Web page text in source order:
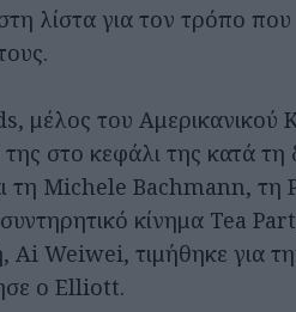
λίστα για τον τρόπο που
μέλος του Αμερικανικού
στο κεφάλι της κατά τη
τη Michele Bachmann, τη
κίνημα Tea
Ai Weiwei, τιμήθηκε για
ο Elliott.